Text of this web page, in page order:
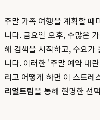
주말 가족 여행을 계획할 때
니다. 금요일 오후, 수많은
해 검색을 시작하고, 수요가
니다. 이러한 '주말 예약 대
리고 어떻게 하면 이 스트레
리얼트립을 통해 현명한 선